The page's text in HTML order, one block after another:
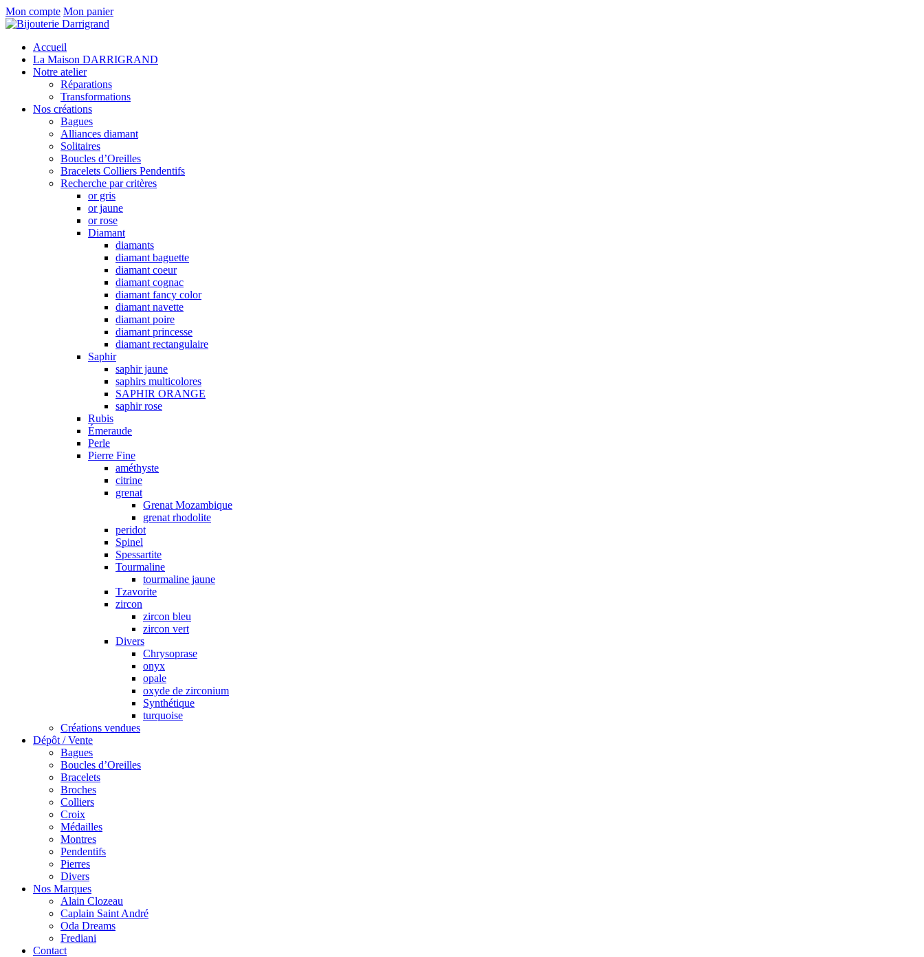
Mon compte Mon panier
Accueil
La Maison DARRIGRAND
Notre atelier
Réparations
Transformations
Nos créations
Bagues
Alliances diamant
Solitaires
Boucles d’Oreilles
Bracelets Colliers Pendentifs
Recherche par critères
or gris
or jaune
or rose
Diamant
diamants
diamant baguette
diamant coeur
diamant cognac
diamant fancy color
diamant navette
diamant poire
diamant princesse
diamant rectangulaire
Saphir
saphir jaune
saphirs multicolores
SAPHIR ORANGE
saphir rose
Rubis
Émeraude
Perle
Pierre Fine
améthyste
citrine
grenat
Grenat Mozambique
grenat rhodolite
peridot
Spinel
Spessartite
Tourmaline
tourmaline jaune
Tzavorite
zircon
zircon bleu
zircon vert
Divers
Chrysoprase
onyx
opale
oxyde de zirconium
Synthétique
turquoise
Créations vendues
Dépôt / Vente
Bagues
Boucles d’Oreilles
Bracelets
Broches
Colliers
Croix
Médailles
Montres
Pendentifs
Pierres
Divers
Nos Marques
Alain Clozeau
Caplain Saint André
Oda Dreams
Frediani
Contact